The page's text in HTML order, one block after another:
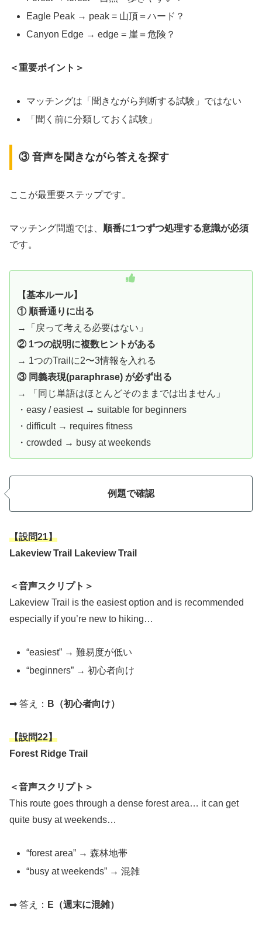
Eagle Peak → peak = 山頂＝ハード？
Canyon Edge → edge = 崖＝危険？
＜重要ポイント＞
マッチングは「聞きながら判断する試験」ではない
「聞く前に分類しておく試験」
③ 音声を聞きながら答えを探す
ここが最重要ステップです。
マッチング問題では、 順番に1つずつ処理する意識が必須
です。
【基本ルール】
① 順番通りに出る
→「戻って考える必要はない」
② 1つの説明に複数ヒントがある
→ 1つのTrailに2〜3情報を入れる
③ 同義表現(paraphrase) が必ず出る
→ 「同じ単語はほとんどそのままでは出ません」
・easy / easiest → suitable for beginners
・difficult → requires fitness
・crowded → busy at weekends
例題で確認
【設問21】
Lakeview Trail Lakeview Trail
＜音声スクリプト＞
Lakeview Trail is the easiest option and is recommended
especially if you’re new to hiking…
“easiest” → 難易度が低い
“beginners” → 初心者向け
➡ 答え： B（初心者向け）
【設問22】
Forest Ridge Trail
＜音声スクリプト＞
This route goes through a dense forest area… it can get
quite busy at weekends…
“forest area” → 森林地帯
“busy at weekends” → 混雑
➡ 答え： E（週末に混雑）